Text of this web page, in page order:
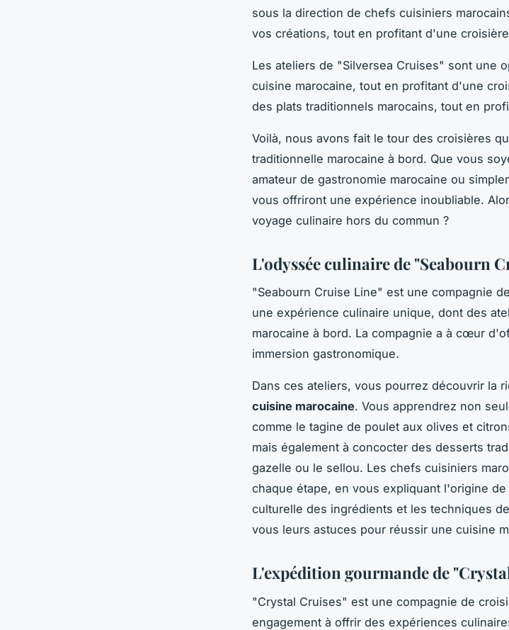
sous la direction de chefs cuisiniers
vos créations, tout en profitant d'une
Les ateliers de "Silversea Cruises" sont une
cuisine marocaine, tout en profitant d'une
des plats traditionnels marocains, tout en
Voilà, nous avons fait le tour des croisières
traditionnelle marocaine à bord. Que vous
amateur de gastronomie marocaine ou
vous offriront une expérience inoubliable.
voyage culinaire hors du commun ?
L'odyssée culinaire de "Seabourn
"Seabourn Cruise Line" est une compagnie
une expérience culinaire unique, dont des
marocaine à bord. La compagnie a à cœur
immersion gastronomique.
Dans ces ateliers, vous pourrez découvrir la
cuisine marocaine. Vous apprendrez non
comme le tagine de poulet aux olives et
mais également à concocter des desserts
gazelle ou le sellou. Les chefs cuisiniers
chaque étape, en vous expliquant l'origine
culturelle des ingrédients et les techniques
vous leurs astuces pour réussir une cuisine
L'expédition gourmande de
"Crystal Cruises" est une compagnie de
engagement à offrir des expériences